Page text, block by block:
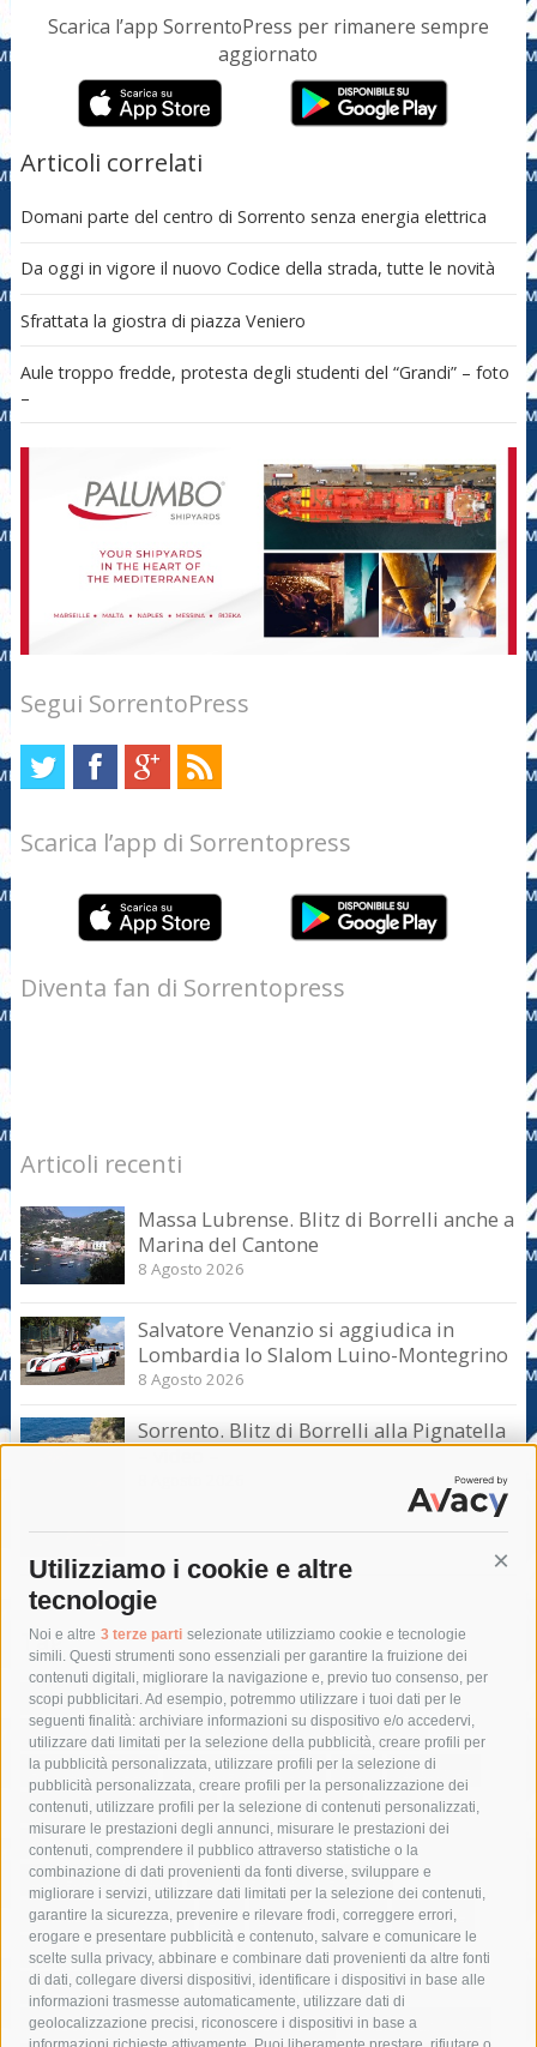
Utilizziamo i cookie e altre
tecnologie
Noi e altre 3 terze parti selezionate utilizziamo cookie e tecnologie
simili. Questi strumenti sono essenziali per garantire la fruizione dei
contenuti digitali, migliorare la navigazione e, previo tuo consenso, per
scopi pubblicitari. Ad esempio, potremmo utilizzare i tuoi dati per le
seguenti finalità: archiviare informazioni su dispositivo e/o accedervi,
utilizzare dati limitati per la selezione della pubblicità, creare profili per
la pubblicità personalizzata, utilizzare profili per la selezione di
pubblicità personalizzata, creare profili per la personalizzazione dei
contenuti, utilizzare profili per la selezione di contenuti personalizzati,
misurare le prestazioni degli annunci, misurare le prestazioni dei
contenuti, comprendere il pubblico attraverso statistiche o la
combinazione di dati provenienti da fonti diverse, sviluppare e
migliorare i servizi, utilizzare dati limitati per la selezione dei contenuti,
garantire la sicurezza, prevenire e rilevare frodi, correggere errori,
erogare e presentare pubblicità e contenuto, salvare e comunicare le
scelte sulla privacy, abbinare e combinare dati provenienti da altre fonti
di dati, collegare diversi dispositivi, identificare i dispositivi in base alle
informazioni trasmesse automaticamente, utilizzare dati di
geolocalizzazione precisi, riconoscere i dispositivi in base a
Scarica l’app SorrentoPress per rimanere sempre
aggiornato
Articoli correlati
Domani parte del centro di Sorrento senza energia elettrica
Da oggi in vigore il nuovo Codice della strada, tutte le novità
Sfrattata la giostra di piazza Veniero
Aule troppo fredde, protesta degli studenti del “Grandi” – foto
–
Segui SorrentoPress
Scarica l’app di Sorrentopress
Diventa fan di Sorrentopress
Articoli recenti
Massa Lubrense. Blitz di Borrelli anche a
Marina del Cantone
8 Agosto 2026
Salvatore Venanzio si aggiudica in
Lombardia lo Slalom Luino-Montegrino
8 Agosto 2026
Sorrento. Blitz di Borrelli alla Pignatella
– video –
Tag
acqua allerta meteo
anas
area marina protetta di punta campanella
arresto
Asl Napoli 3 sud
capitaneria di porto capri
carabinieri
castellammare di stabia
circumvesuviana
comune di sorrento
concerto
contagi
costiera amalfitana
covid-19 eav
elezioni
fondazione sorrento
gori guardia costiera
incidente
lavori
lorenzo balducelli mare
massa lubrense
massimo coppola
Meta napoli
ordinanza
penisola sorrentina
piano di sorrento polizia municipale